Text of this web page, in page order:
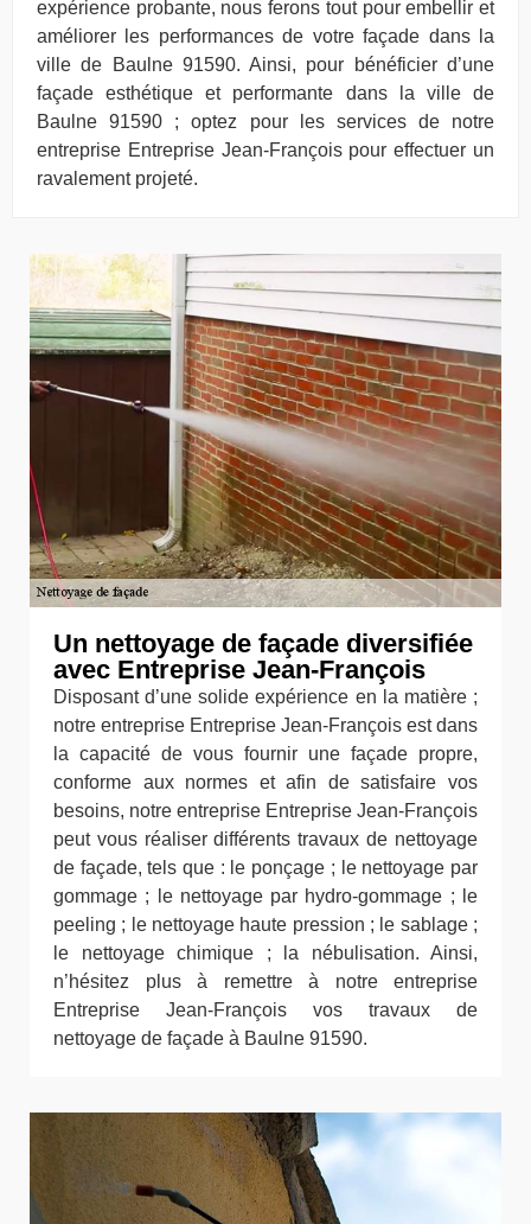
expérience probante, nous ferons tout pour embellir et
améliorer les performances de votre façade dans la
ville de Baulne 91590. Ainsi, pour bénéficier d’une
façade esthétique et performante dans la ville de
Baulne 91590 ; optez pour les services de notre
entreprise Entreprise Jean-François pour effectuer un
ravalement projeté.
Un nettoyage de façade diversifiée
avec Entreprise Jean-François
Disposant d’une solide expérience en la matière ;
notre entreprise Entreprise Jean-François est dans
la capacité de vous fournir une façade propre,
conforme aux normes et afin de satisfaire vos
besoins, notre entreprise Entreprise Jean-François
peut vous réaliser différents travaux de nettoyage
de façade, tels que : le ponçage ; le nettoyage par
gommage ; le nettoyage par hydro-gommage ; le
peeling ; le nettoyage haute pression ; le sablage ;
le nettoyage chimique ; la nébulisation. Ainsi,
n’hésitez plus à remettre à notre entreprise
Entreprise Jean-François vos travaux de
nettoyage de façade à Baulne 91590.